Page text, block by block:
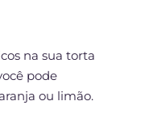
perderia sua
crua, envolta
mês.
na sua torta
pode
ou limão.